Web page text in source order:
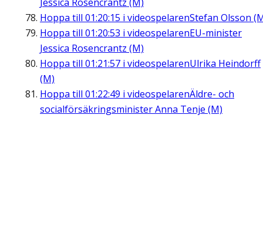
Hoppa till 01:20:15 i videospelarenStefan Olsson
Hoppa till 01:20:53 i videospelarenEU-minister
Jessica Rosencrantz (M)
Hoppa till 01:21:57 i videospelarenUlrika Heindorff
(M)
Hoppa till 01:22:49 i videospelarenÄldre- och
socialförsäkringsminister Anna Tenje (M)